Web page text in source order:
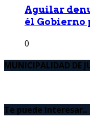
Aguilar
él Gobierno
0
MUNICIPALIDAD DE
Te puede interesar..